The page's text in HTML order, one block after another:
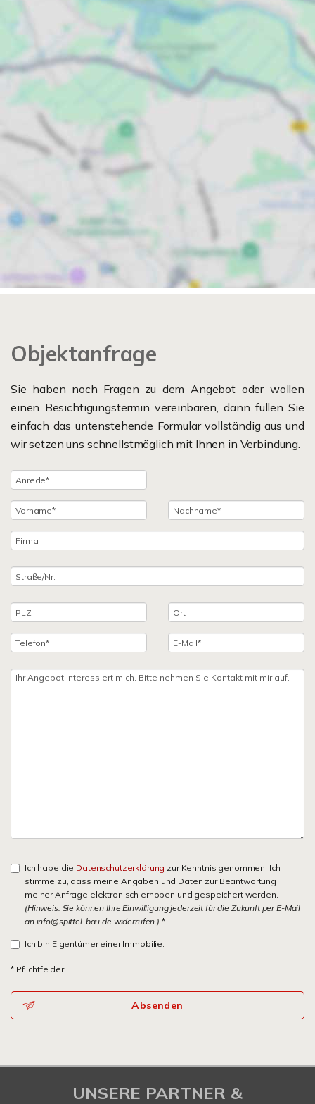
Objektanfrage
Sie haben noch Fragen zu dem Angebot oder wollen
einen Besichtigungstermin vereinbaren, dann füllen Sie
einfach das untenstehende Formular vollständig aus und
wir setzen uns schnellstmöglich mit Ihnen in Verbindung.
Ich habe die Datenschutzerklärung zur Kenntnis genommen. Ich
stimme zu, dass meine Angaben und Daten zur Beantwortung
meiner Anfrage elektronisch erhoben und gespeichert werden.
(Hinweis: Sie können Ihre Einwilligung jederzeit für die Zukunft per E-Mail
an info@spittel-bau.de widerrufen.) *
Ich bin Eigentümer einer Immobilie.
* Pflichtfelder
Absenden
UNSERE PARTNER &